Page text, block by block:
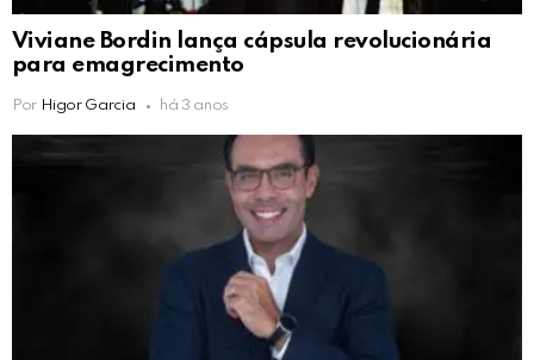
Viviane Bordin lança cápsula revolucionária
para emagrecimento
Por Higor Garcia há 3 anos